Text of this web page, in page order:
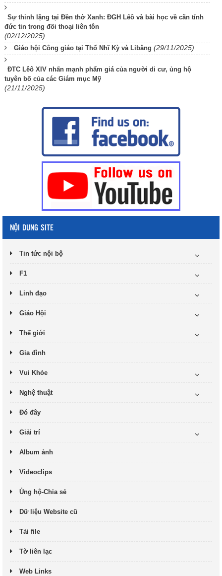
Sự thinh lặng tại Đền thờ Xanh: ĐGH Lêô và bài học về căn tính
đức tin trong đối thoại liên tôn
(02/12/2025)
Giáo hội Công giáo tại Thổ Nhĩ Kỳ và Libăng (29/11/2025)
ĐTC Lêô XIV nhấn mạnh phẩm giá của người di cư, ủng hộ
tuyên bố của các Giám mục Mỹ
(21/11/2025)
NỘI DUNG SITE
Tin tức nội bộ
F1
Linh đạo
Giáo Hội
Thế giới
Gia đình
Vui Khỏe
Nghệ thuật
Đó đây
Giải trí
Album ảnh
Videoclips
Ủng hộ-Chia sẻ
Dữ liệu Website cũ
Tải file
Tờ liên lạc
Web Links